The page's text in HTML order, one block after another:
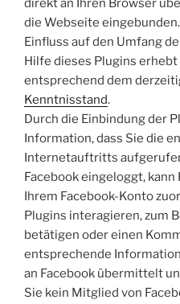
direkt an Ihren Browser
die Webseite
Einfluss auf den Umfang
Hilfe dieses Plugins
entsprechend dem
Kenntnisstand.
Durch die Einbindung der
Information, dass Sie die
Internetauftritts
Facebook eingeloggt, kann
Ihrem Facebook-Konto
Plugins interagieren, zum
betätigen oder einen
entsprechende
an Facebook übermittelt
Sie kein Mitglied von